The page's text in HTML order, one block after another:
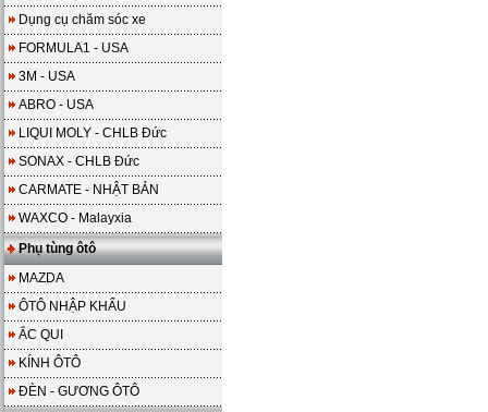
Dụng cụ chăm sóc xe
FORMULA1 - USA
3M - USA
ABRO - USA
LIQUI MOLY - CHLB Đức
SONAX - CHLB Đức
CARMATE - NHẬT BẢN
WAXCO - Malayxia
Phụ tùng ôtô
MAZDA
ÔTÔ NHẬP KHẨU
ẮC QUI
KÍNH ÔTÔ
ĐÈN - GƯƠNG ÔTÔ